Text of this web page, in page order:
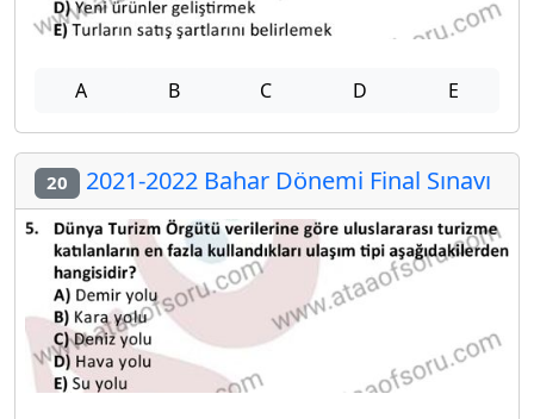
A B C D E
20 2021-2022 Bahar Dönemi Final Sınavı